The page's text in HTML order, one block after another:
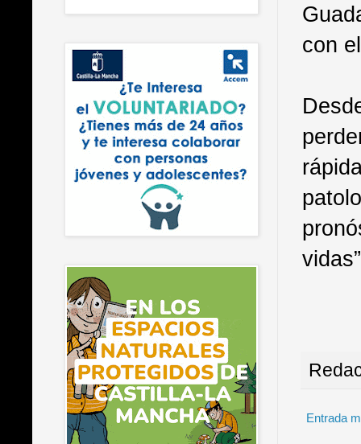
con
Entrada